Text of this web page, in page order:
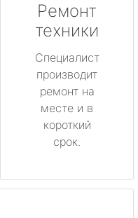
Ремонт
техники
Специалист
производит
ремонт на
месте и в
короткий
срок.